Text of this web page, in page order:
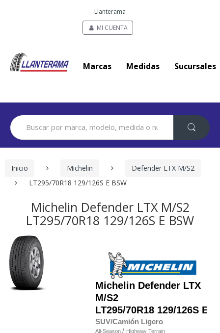
Llanterama
MI CUENTA
Marcas Medidas Sucursales
Search
for:
Inicio Michelin
Defender LTX M/S2
LT295/70R18 129/126S E BSW
Michelin Defender LTX M/S2
LT295/70R18 129/126S E BSW
Michelin Defender LTX
M/S2
LT295/70R18 129/126S E
SUV/Camión Ligero
All-Season / Highway Terrain